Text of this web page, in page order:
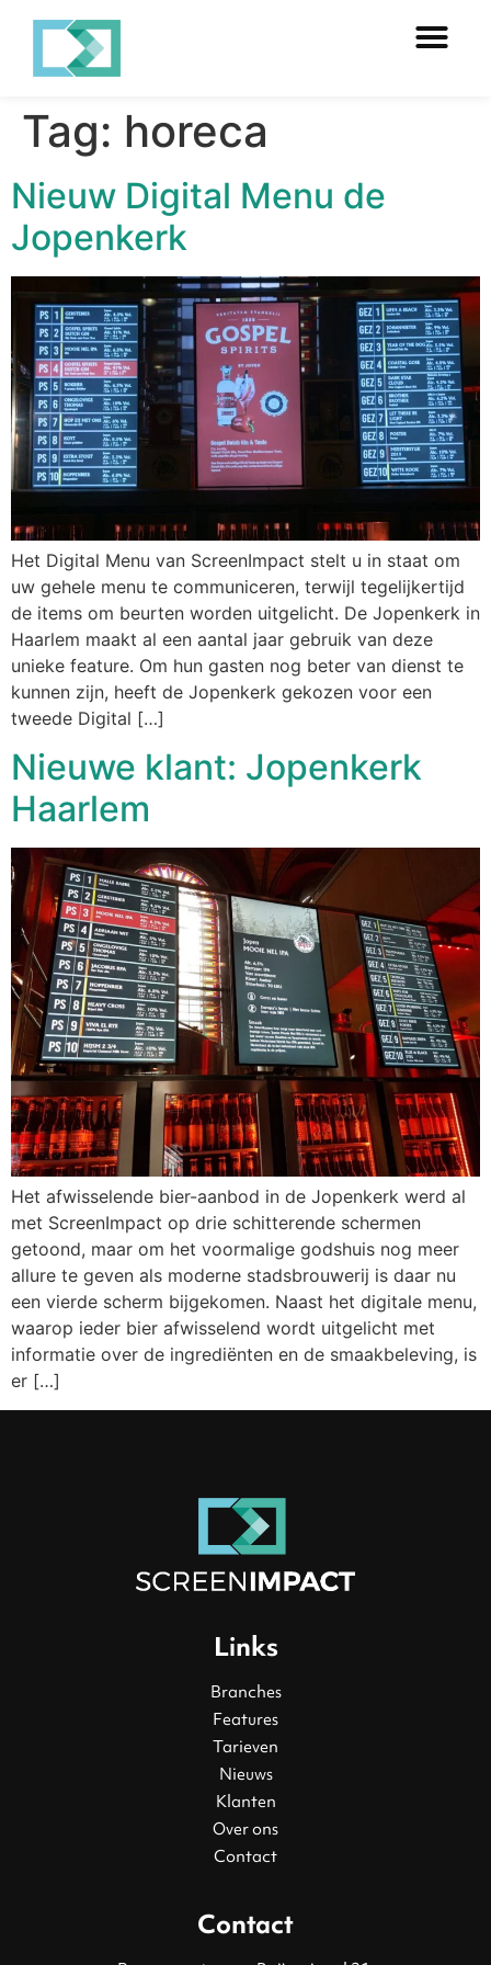
Tag: horeca
Nieuw Digital Menu de
Jopenkerk
Het Digital Menu van ScreenImpact stelt u in staat om
uw gehele menu te communiceren, terwijl tegelijkertijd
de items om beurten worden uitgelicht. De Jopenkerk in
Haarlem maakt al een aantal jaar gebruik van deze
unieke feature. Om hun gasten nog beter van dienst te
kunnen zijn, heeft de Jopenkerk gekozen voor een
tweede Digital […]
Nieuwe klant: Jopenkerk
Haarlem
Het afwisselende bier-aanbod in de Jopenkerk werd al
met ScreenImpact op drie schitterende schermen
getoond, maar om het voormalige godshuis nog meer
allure te geven als moderne stadsbrouwerij is daar nu
een vierde scherm bijgekomen. Naast het digitale menu,
waarop ieder bier afwisselend wordt uitgelicht met
informatie over de ingrediënten en de smaakbeleving, is
er […]
Links
Branches
Features
Tarieven
Nieuws
Klanten
Over ons
Contact
Contact